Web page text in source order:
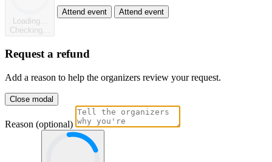
Loading...
Checking...
Attend event Attend event
Request a refund
Add a reason to help the organizers review your request.
Close modal
Reason (optional)